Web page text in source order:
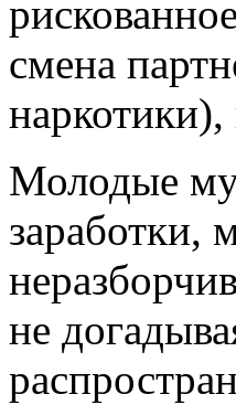
смена
Молодые
заработки,
не